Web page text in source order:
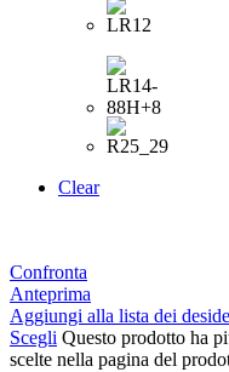
Clear
Confronta
Anteprima
Aggiungi alla lista dei
Scegli Questo prodotto ha
scelte nella pagina del